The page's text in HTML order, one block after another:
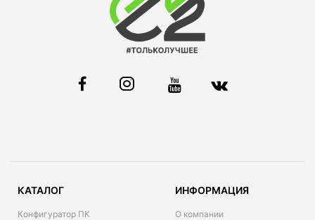
КАТАЛОГ
Конфигуратор ПК
ИНФОРМАЦИЯ
О компании